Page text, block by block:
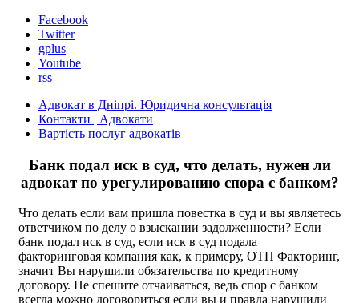
Facebook
Twitter
gplus
Youtube
rss
Адвокат в Дніпрі. Юридична консультація
Контакти | Адвокати
Вартість послуг адвокатів
Банк подал иск в суд, что делать, нужен ли
адвокат по урегулированию спора с банком?
Что делать если вам пришла повестка в суд и вы являетесь
ответчиком по делу о взыскании задолженности? Если
банк подал иск в суд, если иск в суд подала
факторинговая компания как, к примеру, ОТП Факторинг,
значит Вы нарушили обязательства по кредитному
договору. Не спешите отчаиваться, ведь спор с банком
всегда можно договориться если вы и правда нарушили